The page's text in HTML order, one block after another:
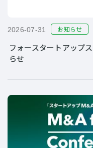
2026-07-31 お知らせ
フォースタートアップ
らせ